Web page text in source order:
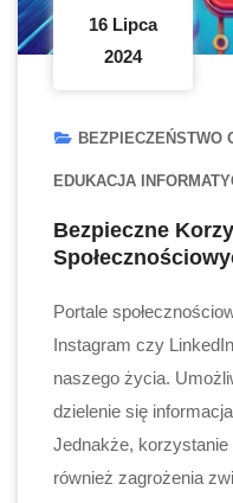
16 Lipca
2024
BEZPIECZEŃSTWO
EDUKACJA
Bezpieczne
Portale
Instagram czy
naszego życia.
dzielenie się
Jednakże,
również zagrożenia